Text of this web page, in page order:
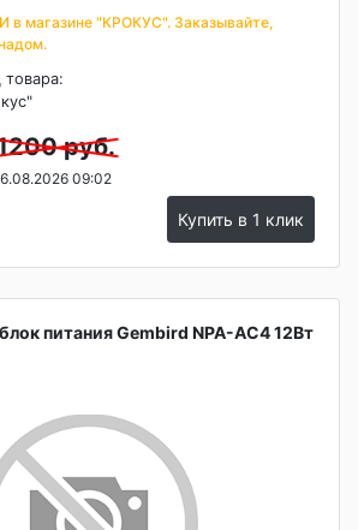
в магазине "КРОКУС". Заказывайте,
товара:
руб.
09:02
Купить в 1 клик
питания Gembird NPA-AC4 12Вт